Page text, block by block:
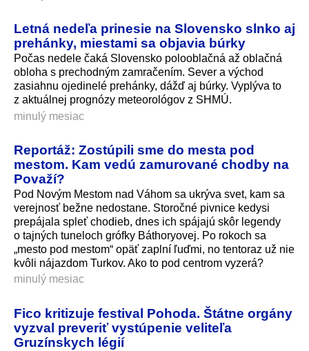
Letná nedeľa prinesie na Slovensko slnko aj
prehánky, miestami sa objavia búrky
Počas nedele čaká Slovensko polooblačná až oblačná
obloha s prechodným zamračením. Sever a východ
zasiahnu ojedinelé prehánky, dážď aj búrky. Vyplýva to
z aktuálnej prognózy meteorológov z SHMÚ.
minulý mesiac
Reportáž: Zostúpili sme do mesta pod
mestom. Kam vedú zamurované chodby na
Považí?
Pod Novým Mestom nad Váhom sa ukrýva svet, kam sa
verejnosť bežne nedostane. Storočné pivnice kedysi
prepájala spleť chodieb, dnes ich spájajú skôr legendy
o tajných tuneloch grófky Báthoryovej. Po rokoch sa
„mesto pod mestom“ opäť zaplní ľuďmi, no tentoraz už nie
kvôli nájazdom Turkov. Ako to pod centrom vyzerá?
minulý mesiac
Fico kritizuje festival Pohoda. Štátne orgány
vyzval preveriť vystúpenie veliteľa
Gruzínskych légií